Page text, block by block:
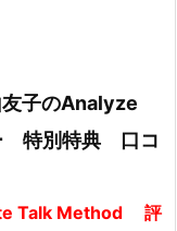
子のAnalyze
特別特典 口コ
Talk Method 評